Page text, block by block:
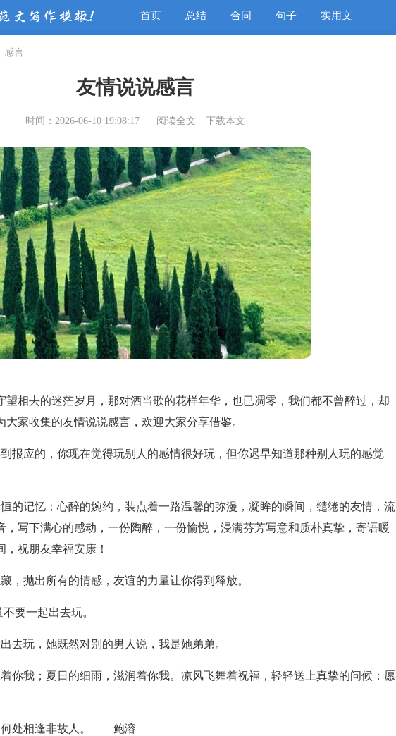
首页 总结 合同 句子 实用文
感言
友情说说感言
时间：2026-06-10 19:08:17 阅读全文 下载本文
望相去的迷茫岁月，那对酒当歌的花样年华，也已凋零，我们都不曾醉过，却
家收集的友情说说感言，欢迎大家分享借鉴。
报应的，你现在觉得玩别人的感情很好玩，但你迟早知道那种别人玩的感觉
的记忆；心醉的婉约，装点着一路温馨的弥漫，凝眸的瞬间，缱绻的友情，流
，写下满心的感动，一份陶醉，一份愉悦，浸满芬芳写意和质朴真挚，寄语暖
祝朋友幸福安康！
，抛出所有的情感，友谊的力量让你得到释放。
要一起出去玩。
去玩，她既然对别的男人说，我是她弟弟。
你我；夏日的细雨，滋润着你我。凉风飞舞着祝福，轻轻送上真挚的问候：愿
何处相逢非故人。——鲍溶